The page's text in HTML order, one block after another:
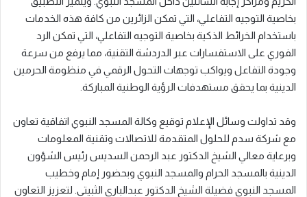
بخاصية التوجيه التفاعلي، التي تمكن الزائرين من كافة هذه الخدمات
باستخدام الخرائط الذكية بخاصية التوجيه التفاعلي، التي تمكن الرد
الفوري على الاستفسارات عبر الدردشة التقنية، مما يرفع من سرعة
وجودة التفاعل ويواكب توجهات التحول الرقمي في منظومة الحرمين
الدينية بما يحقق مستهدفات الرؤية الوطنية المباركة.
وقد تداولت وسائل الإعلام توقيع وكالة المسجد النبوي اتفاقية تعاون
مع شركة سدم للحلول المتقدمة للاتصالات وتقنية المعلومات
وبرعاية معالي الشيخ الدكتور عبد الرحمن السديس رئيس الشؤون
الدينية بالمسجد الحرام والمسجد النبوي وبحضور إمام وخطيب
المسجد النبوي فضيلة الشيخ الدكتور عبدالباري الثبيتي. لتعزيز التعاون